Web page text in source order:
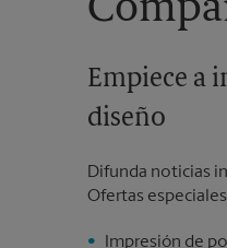
Empiece a
diseño
Difunda noticias
Ofertas
Impresión de